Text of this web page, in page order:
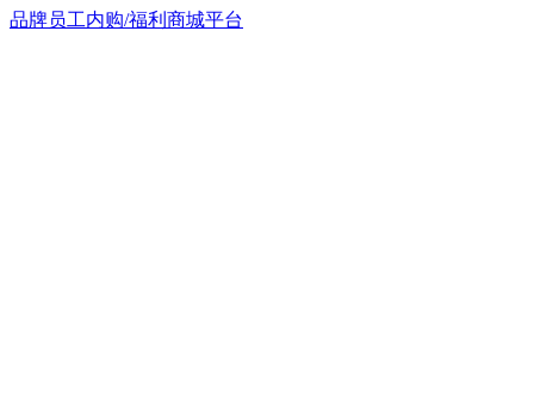
品牌员工内购/福利商城平台